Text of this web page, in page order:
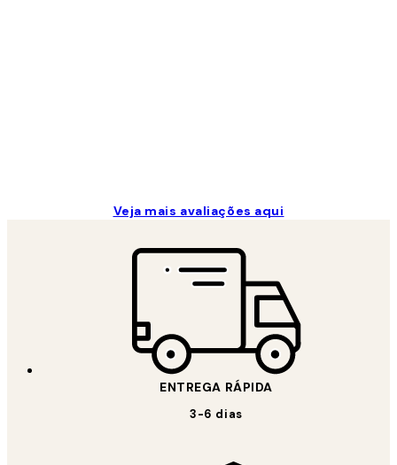
Veja mais avaliações aqui
ENTREGA RÁPIDA
3-6 dias